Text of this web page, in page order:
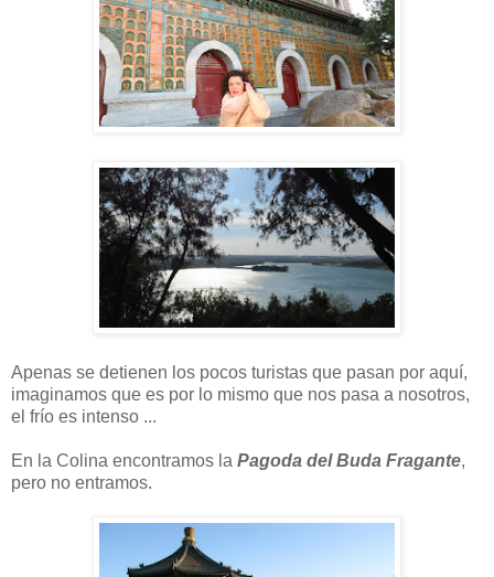
Apenas se detienen los pocos turistas que pasan por aquí,
imaginamos que es por lo mismo que nos pasa a nosotros,
el frío es intenso ...
En la Colina encontramos la Pagoda del Buda Fragante,
pero no entramos.